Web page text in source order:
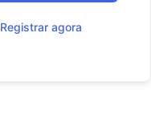
Registrar agora